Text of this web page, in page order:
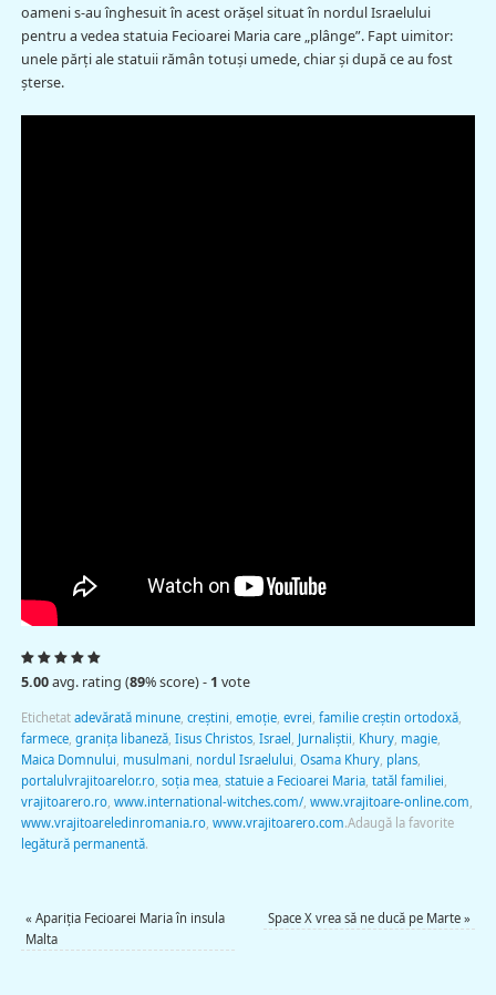
oameni s-au înghesuit în acest orăşel situat în nordul Israelului
pentru a vedea statuia Fecioarei Maria care „plânge”. Fapt uimitor:
unele părți ale statuii rămân totuşi umede, chiar şi după ce au fost
șterse.
5.00avg. rating (89% score) - 1 vote
Etichetat adevărată minune, creștini, emoție, evrei, familie creștin ortodoxă,
farmece, granița libaneză, Iisus Christos, Israel , Jurnaliștii, Khury, magie,
Maica Domnului, musulmani, nordul Israelului, Osama Khury, plans,
portalulvrajitoarelor.ro, soţia mea, statuie a Fecioarei Maria, tatăl familiei,
vrajitoarero.ro, www.international-witches.com/, www.vrajitoare-online.com,
www.vrajitoareledinromania.ro, www.vrajitoarero.com.Adaugă la favorite
legătură permanentă.
« Apariţia Fecioarei Maria în insula
Malta
Space X vrea să ne ducă pe Marte»